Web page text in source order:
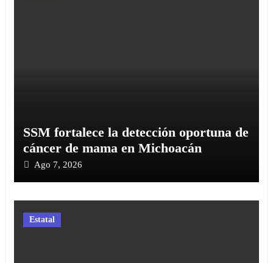
SSM fortalece la detección oportuna de
cáncer de mama en Michoacán
Ago 7, 2026
Estatal